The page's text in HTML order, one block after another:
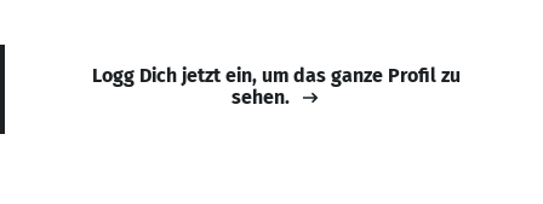
Logg Dich jetzt ein, um das ganze Profil zu
sehen.